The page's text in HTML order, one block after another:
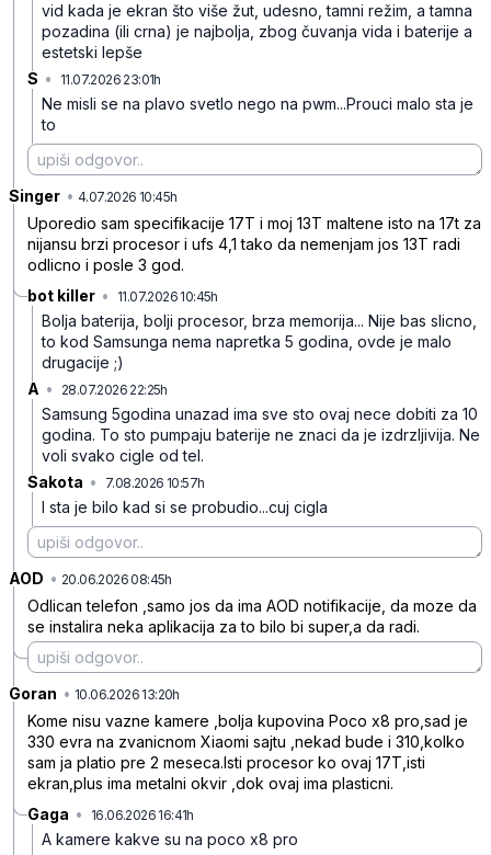
vid kada je ekran što više žut, udesno, tamni režim, a tamna
pozadina (ili crna) je najbolja, zbog čuvanja vida i baterije a
estetski lepše
S • 11.07.2026 23:01h
Ne misli se na plavo svetlo nego na pwm...Prouci malo sta je
to
Singer • 4.07.2026 10:45h
Uporedio sam specifikacije 17T i moj 13T maltene isto na 17t za
nijansu brzi procesor i ufs 4,1 tako da nemenjam jos 13T radi
odlicno i posle 3 god.
bot killer • 11.07.2026 10:45h
Bolja baterija, bolji procesor, brza memorija... Nije bas slicno,
to kod Samsunga nema napretka 5 godina, ovde je malo
drugacije ;)
A • 28.07.2026 22:25h
Samsung 5godina unazad ima sve sto ovaj nece dobiti za 10
godina. To sto pumpaju baterije ne znaci da je izdrzljivija. Ne
voli svako cigle od tel.
Sakota • 7.08.2026 10:57h
I sta je bilo kad si se probudio...cuj cigla
AOD • 20.06.2026 08:45h
Odlican telefon ,samo jos da ima AOD notifikacije, da moze da
se instalira neka aplikacija za to bilo bi super,a da radi.
Goran • 10.06.2026 13:20h
Kome nisu vazne kamere ,bolja kupovina Poco x8 pro,sad je
330 evra na zvanicnom Xiaomi sajtu ,nekad bude i 310,kolko
sam ja platio pre 2 meseca.Isti procesor ko ovaj 17T,isti
ekran,plus ima metalni okvir ,dok ovaj ima plasticni.
Gaga • 16.06.2026 16:41h
A kamere kakve su na poco x8 pro